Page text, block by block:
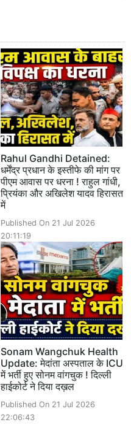
Rahul Gandhi Detained:
धर्मेंद्र प्रधान के इस्तीफे की मांग पर
पीएम आवास पर धरना ! राहुल गांधी,
प्रियंका और अखिलेश यादव हिरासत
में
Published On 21 Jul 2026
20:11:19
Sonam Wangchuk Health
Update: मेदांता अस्पताल के ICU
में भर्ती हुए सोनम वांगचुक ! दिल्ली
हाईकोर्ट ने दिया दख़ल
Published On 21 Jul 2026
22:06:43